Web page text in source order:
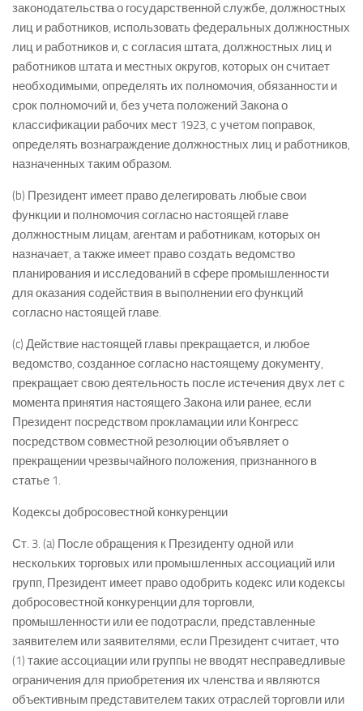
законодательства о государственной службе, должностных
лиц и работников, использовать федеральных должностных
лиц и работников и, с согласия штата, должностных лиц и
работников штата и местных округов, которых он считает
необходимыми, определять их полномочия, обязанности и
срок полномочий и, без учета положений Закона о
классификации рабочих мест 1923, с учетом поправок,
определять вознаграждение должностных лиц и работников,
назначенных таким образом.
(b) Президент имеет право делегировать любые свои
функции и полномочия согласно настоящей главе
должностным лицам, агентам и работникам, которых он
назначает, а также имеет право создать ведомство
планирования и исследований в сфере промышленности
для оказания содействия в выполнении его функций
согласно настоящей главе.
(c) Действие настоящей главы прекращается, и любое
ведомство, созданное согласно настоящему документу,
прекращает свою деятельность после истечения двух лет с
момента принятия настоящего Закона или ранее, если
Президент посредством прокламации или Конгресс
посредством совместной резолюции объявляет о
прекращении чрезвычайного положения, признанного в
статье 1.
Кодексы добросовестной конкуренции
Ст. 3. (a) После обращения к Президенту одной или
нескольких торговых или промышленных ассоциаций или
групп, Президент имеет право одобрить кодекс или кодексы
добросовестной конкуренции для торговли,
промышленности или ее подотрасли, представленные
заявителем или заявителями, если Президент считает, что
(1) такие ассоциации или группы не вводят несправедливые
ограничения для приобретения их членства и являются
объективным представителем таких отраслей торговли или